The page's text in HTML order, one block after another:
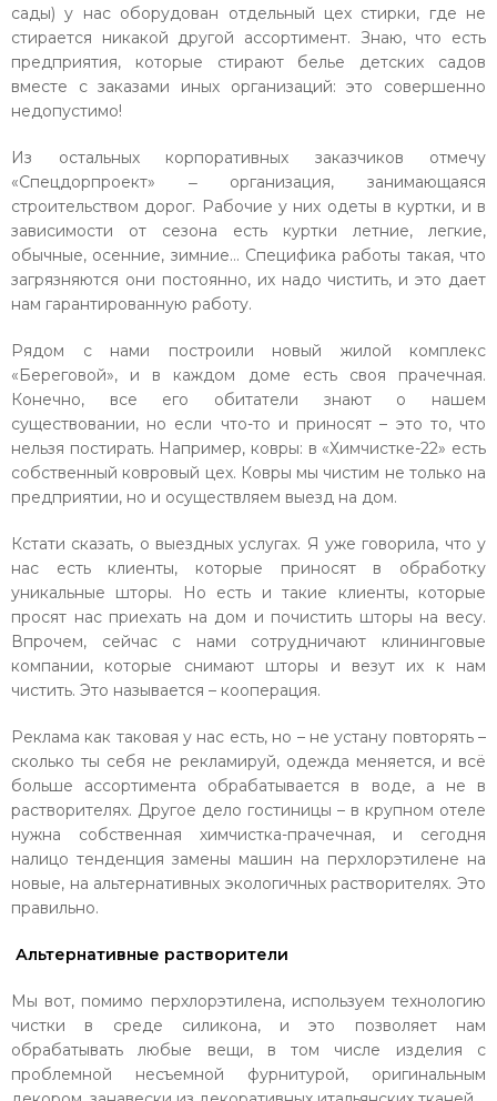
сады) у нас оборудован отдельный цех стирки, где не
стирается никакой другой ассортимент. Знаю, что есть
предприятия, которые стирают белье детских садов
вместе с заказами иных организаций: это совершенно
недопустимо!
Из остальных корпоративных заказчиков отмечу
«Спецдорпроект» ‒ организация, занимающаяся
строительством дорог. Рабочие у них одеты в куртки, и в
зависимости от сезона есть куртки летние, легкие,
обычные, осенние, зимние… Специфика работы такая, что
загрязняются они постоянно, их надо чистить, и это дает
нам гарантированную работу.
Рядом с нами построили новый жилой комплекс
«Береговой», и в каждом доме есть своя прачечная.
Конечно, все его обитатели знают о нашем
существовании, но если что-то и приносят – это то, что
нельзя постирать. Например, ковры: в «Химчистке-22» есть
собственный ковровый цех. Ковры мы чистим не только на
предприятии, но и осуществляем выезд на дом.
Кстати сказать, о выездных услугах. Я уже говорила, что у
нас есть клиенты, которые приносят в обработку
уникальные шторы. Но есть и такие клиенты, которые
просят нас приехать на дом и почистить шторы на весу.
Впрочем, сейчас с нами сотрудничают клининговые
компании, которые снимают шторы и везут их к нам
чистить. Это называется – кооперация.
Реклама как таковая у нас есть, но – не устану повторять –
сколько ты себя не рекламируй, одежда меняется, и всё
больше ассортимента обрабатывается в воде, а не в
растворителях. Другое дело гостиницы – в крупном отеле
нужна собственная химчистка-прачечная, и сегодня
налицо тенденция замены машин на перхлорэтилене на
новые, на альтернативных экологичных растворителях. Это
правильно.
Альтернативные растворители
Мы вот, помимо перхлорэтилена, используем технологию
чистки в среде силикона, и это позволяет нам
обрабатывать любые вещи, в том числе изделия с
проблемной несъемной фурнитурой, оригинальным